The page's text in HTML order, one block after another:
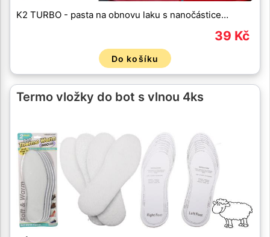
K2 TURBO - pasta na obnovu laku s nanočástice…
39 Kč
Do košíku
Termo vložky do bot s vlnou 4ks